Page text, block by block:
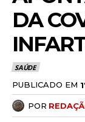
DA
SAÚDE
PUBLICADO EM
POR